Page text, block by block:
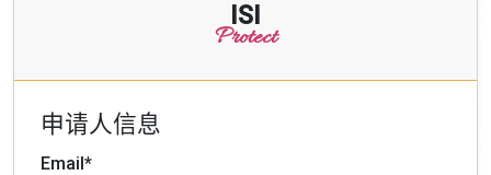
ISI
Protect
申请人信息
Email*